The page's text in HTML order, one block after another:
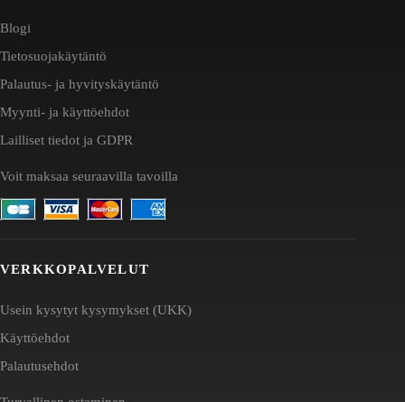
Blogi
Tietosuojakäytäntö
Palautus- ja hyvityskäytäntö
Myynti- ja käyttöehdot
Lailliset tiedot ja GDPR
Voit maksaa seuraavilla tavoilla
VERKKOPALVELUT
Usein kysytyt kysymykset (UKK)
Käyttöehdot
Palautusehdot